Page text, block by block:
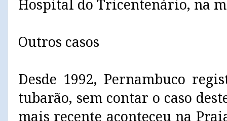
Hospital do Tricentenário, na
Outros casos
Desde 1992, Pernambuco
tubarão, sem contar o caso
mais recente aconteceu na